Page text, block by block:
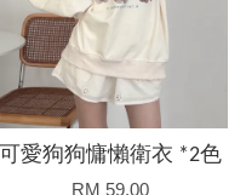
可愛狗狗慵懶衛衣 *2色
RM 59.00